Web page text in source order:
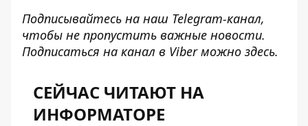
Подписывайтесь на наш Telegram-канал,
чтобы не пропустить важные новости.
Подписаться на канал в Viber можно здесь.
СЕЙЧАС ЧИТАЮТ НА
ИНФОРМАТОРЕ